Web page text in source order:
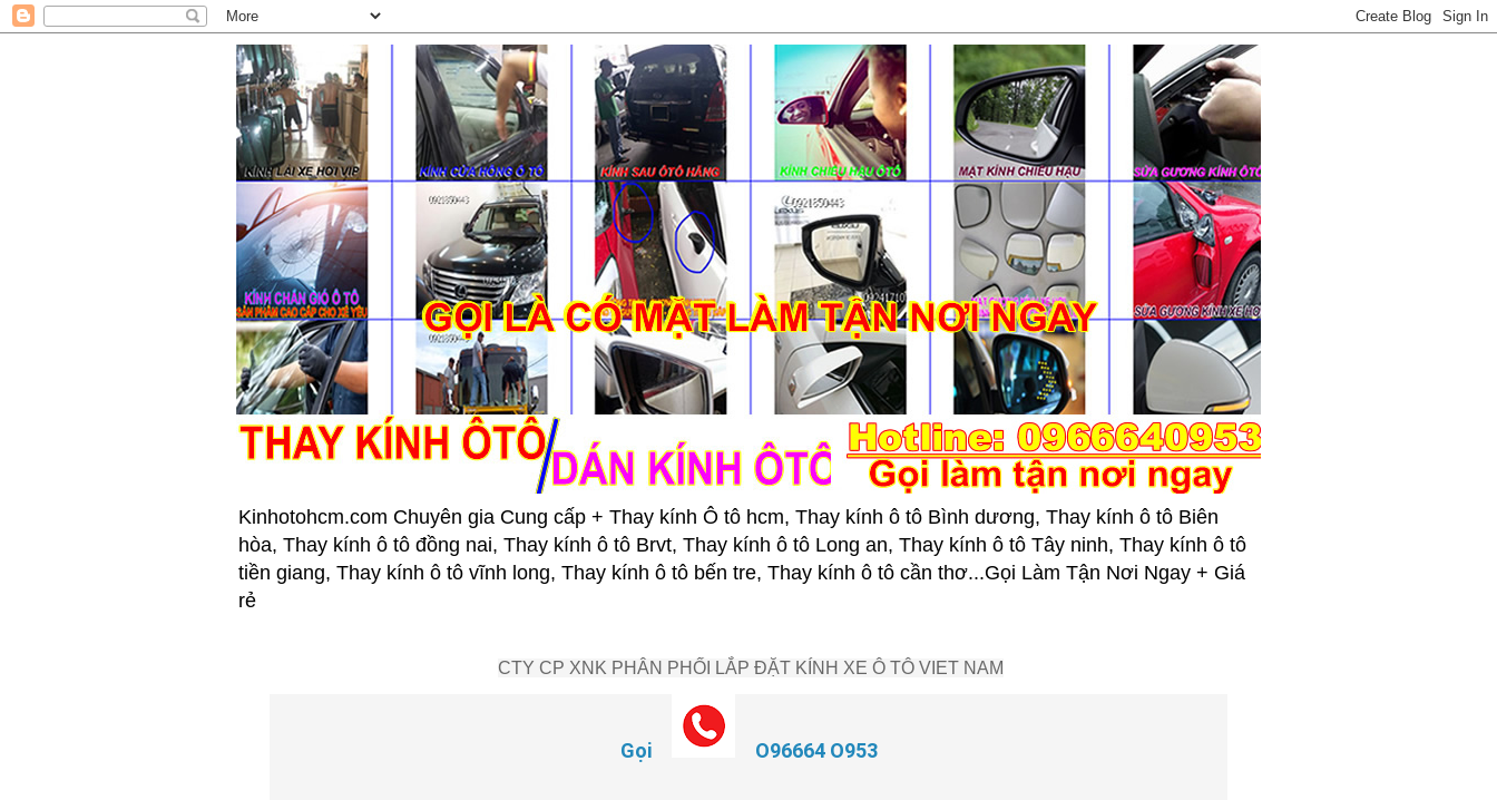
Kinhotohcm.com Chuyên gia Cung cấp + Thay kính Ô tô hcm, Thay kính ô tô Bình dương, Thay kính ô tô Biên
hòa, Thay kính ô tô đồng nai, Thay kính ô tô Brvt, Thay kính ô tô Long an, Thay kính ô tô Tây ninh, Thay kính ô tô
tiền giang, Thay kính ô tô vĩnh long, Thay kính ô tô bến tre, Thay kính ô tô cần thơ...Gọi Làm Tận Nơi Ngay + Giá
rẻ
CTY CP XNK PHÂN PHỐI LẮP ĐẶT KÍNH XE Ô TÔ VIET NAM
Gọi O96664 O953